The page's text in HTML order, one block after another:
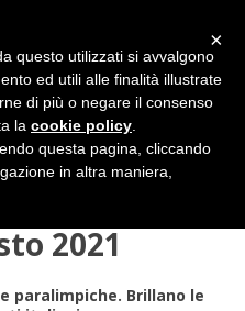
2021
paralimpiche. Brillano le
×
questo utilizzati si avvalgono
ed utili alle finalità illustrate
di più o negare il consenso
la cookie policy
questa pagina, cliccando
in altra maniera,